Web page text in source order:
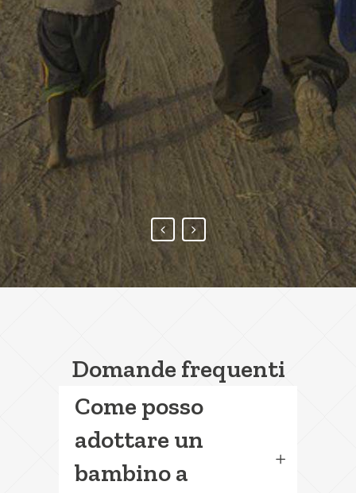
CAMBIAMENTO spezzando il
ciclo della povertà
garantendo un futuro alle
generazioni che verranno.
TESTIMONIANZA COSIMO DE
CILLIS, GENITORE ADOTTIVO
Domande frequenti
Come posso
adottare un
bambino a